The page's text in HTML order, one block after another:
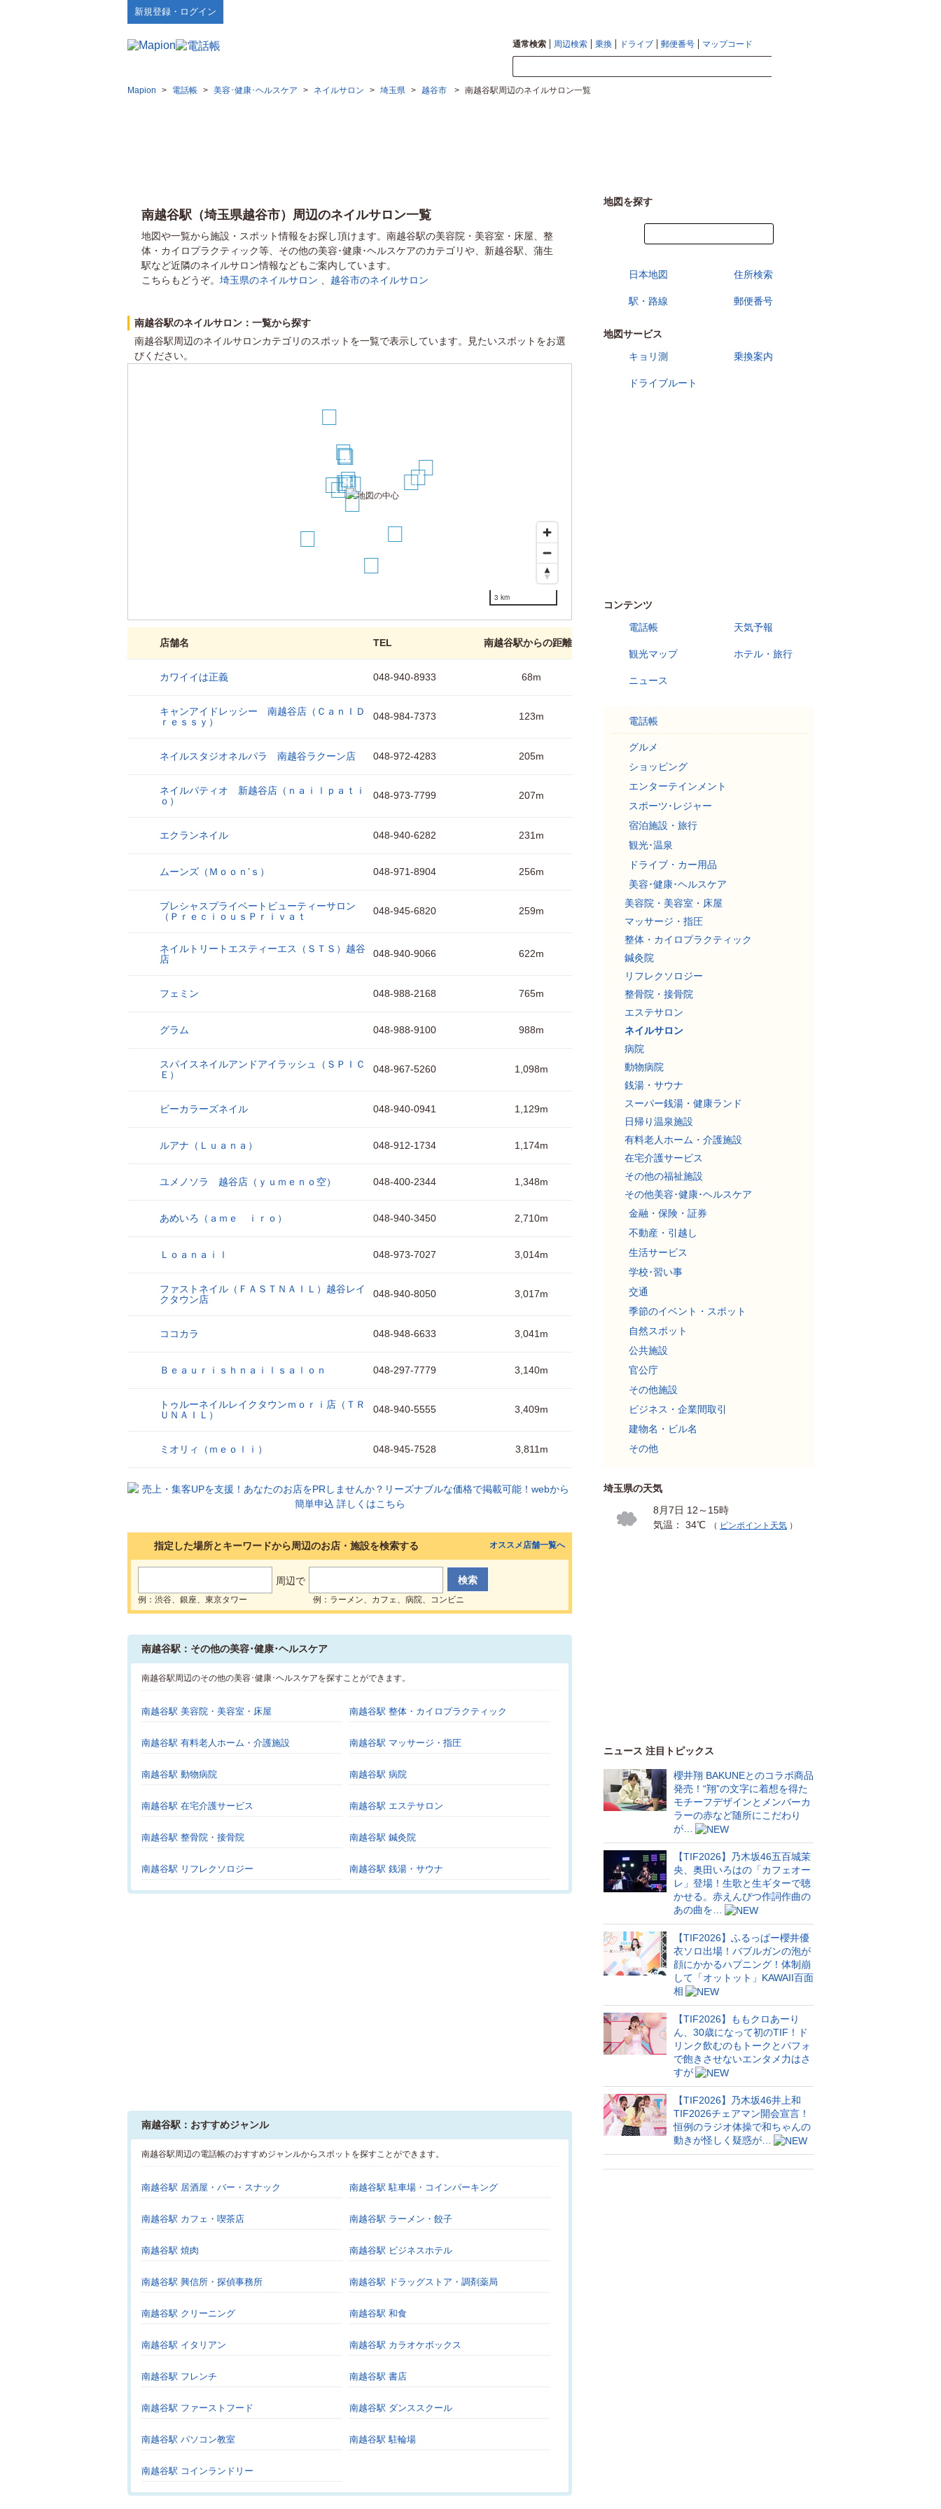
新規登録・ログイン
通常検索 周辺検索 乗換 ドライブ 郵便番号 マップコード
Mapion > 電話帳 > 美容･健康･ヘルスケア > ネイルサロン > 埼玉県 > 越谷市 > 南越谷駅周辺のネイルサロン一覧
南越谷駅（埼玉県越谷市）周辺のネイルサロン一覧
地図や一覧から施設・スポット情報をお探し頂けます。南越谷駅の美容院・美容室・床屋、整
体・カイロプラクティック等、その他の美容･健康･ヘルスケアのカテゴリや、新越谷駅、蒲生
駅など近隣のネイルサロン情報などもご案内しています。
こちらもどうぞ。 埼玉県のネイルサロン 越谷市のネイルサロン
南越谷駅のネイルサロン：一覧から探す
南越谷駅周辺のネイルサロンカテゴリのスポットを一覧で表示しています。見たいスポットをお選
びください。
1
23
4
5
6
7
8
9
11
12
13
14
1517
20
3 km
店舗名 TEL 南越谷駅からの距離
カワイイは正義 048-940-8933 68m
キャンアイドレッシー 南越谷店（ＣａｎＩＤ
ｒｅｓｓｙ）
048-984-7373 123m
ネイルスタジオネルパラ 南越谷ラクーン店 048-972-4283 205m
ネイルパティオ 新越谷店（ｎａｉｌｐａｔｉ
ｏ）
048-973-7799 207m
エクランネイル 048-940-6282 231m
ムーンズ（Ｍｏｏｎ’ｓ） 048-971-8904 256m
プレシャスプライベートビューティーサロン
（ＰｒｅｃｉｏｕｓＰｒｉｖａｔ
048-945-6820 259m
ネイルトリートエスティーエス（ＳＴＳ）越谷
店
048-940-9066 622m
フェミン 048-988-2168 765m
グラム 048-988-9100 988m
スパイスネイルアンドアイラッシュ（ＳＰＩＣ
Ｅ）
048-967-5260 1,098m
ビーカラーズネイル 048-940-0941 1,129m
ルアナ（Ｌｕａｎａ） 048-912-1734 1,174m
ユメノソラ 越谷店（ｙｕｍｅｎｏ空） 048-400-2344 1,348m
あめいろ（ａｍｅ ｉｒｏ） 048-940-3450 2,710m
Ｌｏａｎａｉｌ 048-973-7027 3,014m
ファストネイル（ＦＡＳＴＮＡＩＬ）越谷レイ
クタウン店
048-940-8050 3,017m
ココカラ 048-948-6633 3,041m
Ｂｅａｕｒｉｓｈｎａｉｌｓａｌｏｎ 048-297-7779 3,140m
トゥルーネイルレイクタウンｍｏｒｉ店（ＴＲ
ＵＮＡＩＬ）
048-940-5555 3,409m
ミオリィ（ｍｅｏｌｉ） 048-945-7528 3,811m
指定した場所とキーワードから周辺のお店・施設を検索する
周辺で
例：渋谷、銀座、東京タワー 例：ラーメン、カフェ、病院、コンビニ
オススメ店舗一覧へ
南越谷駅：その他の美容･健康･ヘルスケア
南越谷駅周辺のその他の美容･健康･ヘルスケアを探すことができます。
南越谷駅 美容院・美容室・床屋 南越谷駅 整体・カイロプラクティック
南越谷駅 有料老人ホーム・介護施設 南越谷駅 マッサージ・指圧
南越谷駅 動物病院 南越谷駅 病院
南越谷駅 在宅介護サービス 南越谷駅 エステサロン
南越谷駅 整骨院・接骨院 南越谷駅 鍼灸院
南越谷駅 リフレクソロジー 南越谷駅 銭湯・サウナ
南越谷駅：おすすめジャンル
南越谷駅周辺の電話帳のおすすめジャンルからスポットを探すことができます。
南越谷駅 居酒屋・バー・スナック 南越谷駅 駐車場・コインパーキング
南越谷駅 カフェ・喫茶店 南越谷駅 ラーメン・餃子
南越谷駅 焼肉 南越谷駅 ビジネスホテル
南越谷駅 興信所・探偵事務所 南越谷駅 ドラッグストア・調剤薬局
南越谷駅 クリーニング 南越谷駅 和食
南越谷駅 イタリアン 南越谷駅 カラオケボックス
南越谷駅 フレンチ 南越谷駅 書店
南越谷駅 ファーストフード 南越谷駅 ダンススクール
南越谷駅 パソコン教室 南越谷駅 駐輪場
南越谷駅 コインランドリー
地図を探す
日本地図 住所検索
駅・路線 郵便番号
地図サービス
キョリ測
乗換案内
ドライブルート
コンテンツ
電話帳
天気予報
観光マップ ホテル・旅行
ニュース
電話帳
グルメ
ショッピング
エンターテインメント
スポーツ･レジャー
宿泊施設・旅行
観光･温泉
ドライブ・カー用品
美容･健康･ヘルスケア
美容院・美容室・床屋
マッサージ・指圧
整体・カイロプラクティック
鍼灸院
リフレクソロジー
整骨院・接骨院
エステサロン
ネイルサロン
病院
動物病院
銭湯・サウナ
スーパー銭湯・健康ランド
日帰り温泉施設
有料老人ホーム・介護施設
在宅介護サービス
その他の福祉施設
その他美容･健康･ヘルスケア
金融・保険・証券
不動産・引越し
生活サービス
学校･習い事
交通
季節のイベント・スポット
自然スポット
公共施設
官公庁
その他施設
ビジネス・企業間取引
建物名・ビル名
その他
埼玉県の天気
8月7日 12～15時
気温： 34℃
（ ピンポイント天気 ）
ニュース 注目トピックス
櫻井翔 BAKUNEとのコラボ商品
発売！“翔”の文字に着想を得た
モチーフデザインとメンバーカ
ラーの赤など随所にこだわり
が…
【TIF2026】乃木坂46五百城茉
央、奥田いろはの「カフェオー
レ」登場！生歌と生ギターで聴
かせる。赤えんぴつ作詞作曲の
あの曲を…
【TIF2026】ふるっぱー櫻井優
衣ソロ出場！バブルガンの泡が
顔にかかるハプニング！体制崩
して「オットット」KAWAII百面
相
【TIF2026】ももクロあーり
ん、30歳になって初のTIF！ド
リンク飲むのもトークとパフォ
で飽きさせないエンタメ力はさ
すが
【TIF2026】乃木坂46井上和
TIF2026チェアマン開会宣言！
恒例のラジオ体操で和ちゃんの
動きが怪しく疑惑が…